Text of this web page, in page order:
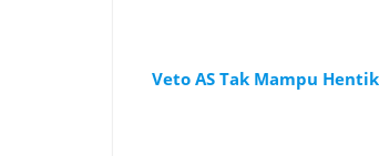
Veto AS Tak Mampu